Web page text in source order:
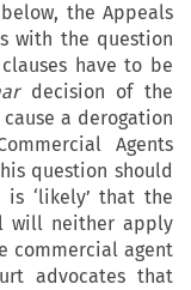
the Appeals
with the question
have to be
decision of the
a derogation
Agents
question should
‘likely’ that the
will neither apply
commercial agent
advocates that